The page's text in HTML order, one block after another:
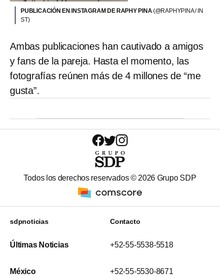
PUBLICACIÓN EN INSTAGRAM DE RAPHY PINA (@RAPHYPINA / IN
ST)
Ambas publicaciones han cautivado a amigos
y fans de la pareja. Hasta el momento, las
fotografías reúnen más de 4 millones de “me
gusta”.
Todos los derechos reservados © 2026 Grupo SDP
sdpnoticias
Últimas Noticias
México
Contacto
+52-55-5538-5518
+52-55-5530-8671